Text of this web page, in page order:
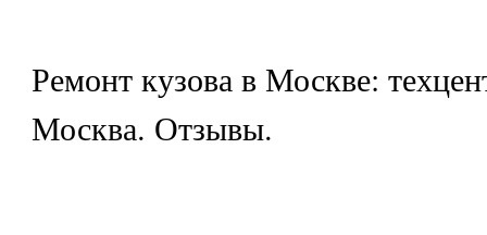
Ремонт кузова в Москве:
Москва. Отзывы.